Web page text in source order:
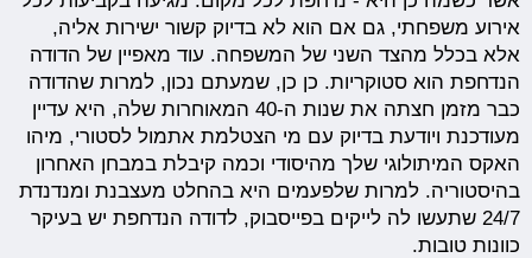
אירוע משפחתי, גם אם הוא לא בדיוק קשור ישירות אליה,
אלא בכלל מהצד השני של המשפחה. עוד מאפיין של הדודה
הנדחפת הואסטוקריות. כן כן, שמעתם נכון, למרות שהדודה
כבר מזמן חצתה את שנות ה-40 המאוחרות שלה, היא עדיין
מעודכנת ויודעת בדיוק עם מי הצטלמת אתמוללסטורי, מיהו
האקס המיתולוגי שלך מהיסודי וכמה קיבלת במבחן האחרון
בהיסטוריה. למרות שלפעמים היא בהחלט מעצבנת ומנדנדת
24/7 שתעשו לה לייקים
בפייסבוק, לדודה הנדחפת יש בעיקר
כוונות טובות.